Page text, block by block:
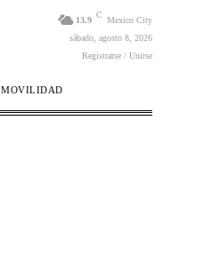
13.9
C
Mexico City
sábado, agosto 8, 2026
Registrarse / Unirse
MOVILIDAD